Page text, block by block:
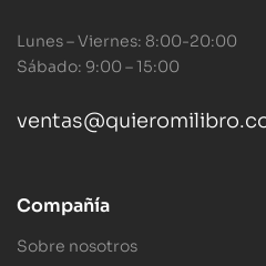
Lunes – Viernes: 8:00-20:00
Sábado: 9:00 – 15:00
Compañía
Sobre nosotros